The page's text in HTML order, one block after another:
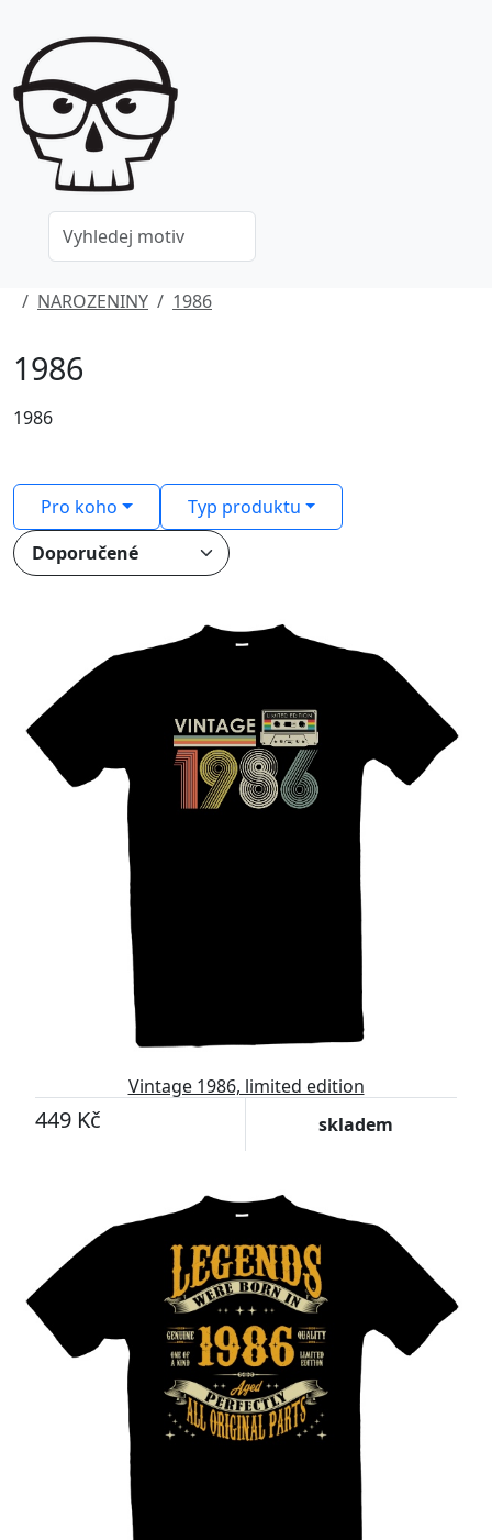
NAROZENINY 1986
1986
1986
Pro koho Typ produktu
Vintage 1986, limited edition
449 Kč skladem